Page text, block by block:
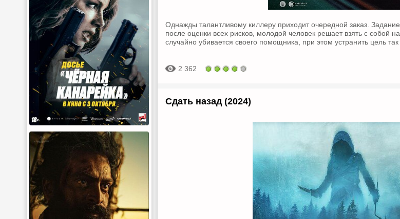
Однажды талантливому киллеру приходит очередной заказ.
после оценки всех рисков, молодой человек решает взять с собой
случайно убивается своего помощника, при этом устранить цель так
2 362
Сдать назад (2024)